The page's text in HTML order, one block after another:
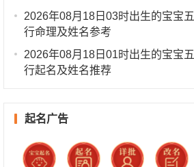
2026年08月18日03时出生的宝宝五
行命理及姓名参考
2026年08月18日01时出生的宝宝五
行起名及姓名推荐
起名广告